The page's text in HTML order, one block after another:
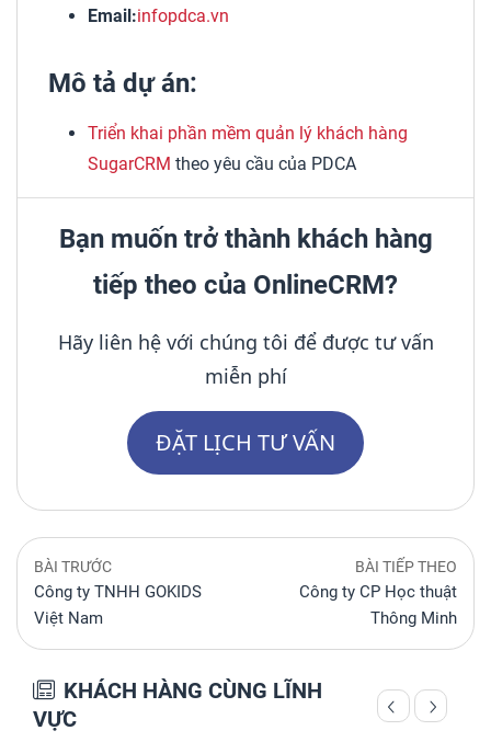
Email:infopdca.vn
Mô tả dự án:
Triển khai phần mềm quản lý khách hàng
SugarCRM theo yêu cầu của PDCA
Bạn muốn trở thành khách hàng
tiếp theo của OnlineCRM?
Hãy liên hệ với chúng tôi để được tư vấn
miễn phí
ĐẶT LỊCH TƯ VẤN
BÀI TRƯỚC
Công ty TNHH GOKIDS
Việt Nam
BÀI TIẾP THEO
Công ty CP Học thuật
Thông Minh
KHÁCH HÀNG CÙNG LĨNH
VỰC